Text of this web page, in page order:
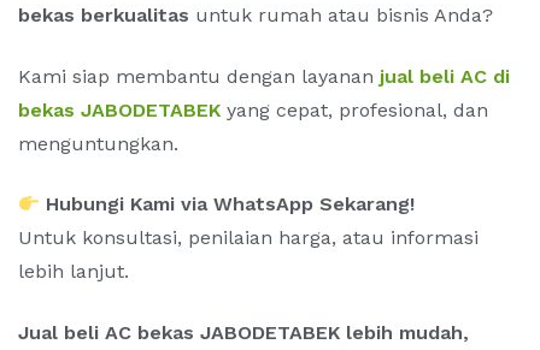
bekas berkualitas untuk rumah atau bisnis Anda?
Kami siap membantu dengan layanan jual beli AC di
bekas JABODETABEK yang cepat, profesional, dan
menguntungkan.
Hubungi Kami via WhatsApp Sekarang!
Untuk konsultasi, penilaian harga, atau informasi
lebih lanjut.
Jual beli AC bekas JABODETABEK lebih mudah,